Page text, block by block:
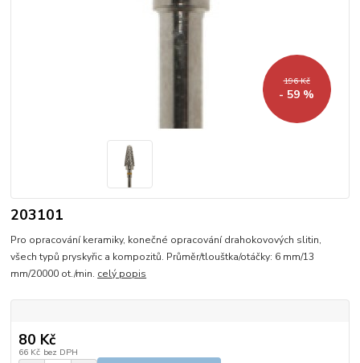
196 Kč
- 59 %
203101
Pro opracování keramiky, konečné opracování drahokovových slitin,
všech typů pryskyřic a kompozitů. Průměr/tlouštka/otáčky: 6 mm/13
mm/20000 ot./min. celý popis
80 Kč
66 Kč bez DPH